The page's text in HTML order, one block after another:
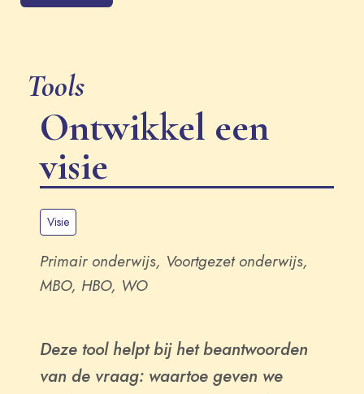
Tools
Ontwikkel een
visie
Visie
Primair onderwijs, Voortgezet onderwijs,
MBO, HBO, WO
Deze tool helpt bij het beantwoorden
van de vraag: waartoe geven we